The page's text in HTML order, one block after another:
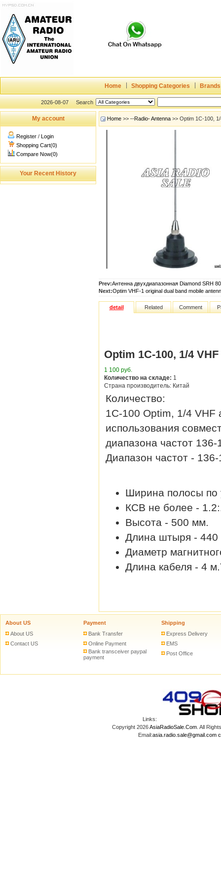
Home Shopping Categories Brands
2026-08-07 Search
My account
Register / Login
Shopping Cart(0)
Compare Now(0)
Your Recent History
Home >> --Radio- Antenna >> Optim 1C-100,
Prev:Антенна двухдиапазонная Diamond SRH
Next:Optim VHF-1 original dual band mobile
detail Related Comment
Optim 1C-100, 1/4 VHF
1 100 руб.
Количество на складе: 1
Страна производитель: Китай
Количество:
1C-100 Optim, 1/4 VHF
использования
диапазона частот
Диапазон частот -
Ширина полосы
КСВ не более -
Высота - 500 мм.
Длина штыря -
Диаметр
Длина кабеля - 4 м.
About US
About US
Contact US
Payment
Bank Transfer
Online Payment
Bank transceiver paypal
payment
Shipping
Express Delivery
EMS
Post Office
Links:
Copyright 2026AsiaRadioSale.Com. All
Email:asia.radio.sale@gmail.com